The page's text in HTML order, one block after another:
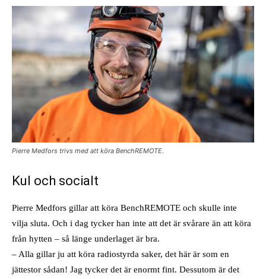
Pierre Medfors trivs med att köra BenchREMOTE.
Kul och socialt
Pierre Medfors gillar att köra BenchREMOTE och skulle inte
vilja sluta. Och i dag tycker han inte att det är svårare än att köra
från hytten – så länge underlaget är bra.
– Alla gillar ju att köra radiostyrda saker, det här är som en
jättestor sådan! Jag tycker det är enormt fint. Dessutom är det